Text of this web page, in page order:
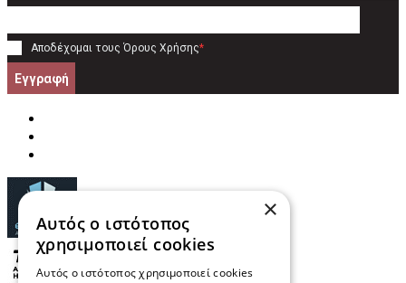
Αποδέχομαι τους Όρους Χρήσης*
Εγγραφή
×
Αυτός ο ιστότοπος
χρησιμοποιεί cookies
Αυτός ο ιστότοπος χρησιμοποιεί cookies